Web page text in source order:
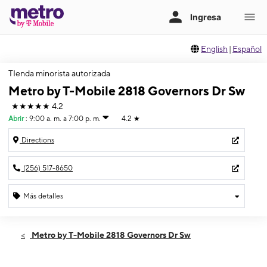
English | Español
TIenda minorista autorizada
Metro by T-Mobile 2818 Governors Dr Sw
★★★★★ 4.2
Abrir : 9:00 a. m. a 7:00 p. m. 4.2 ★
Directions
(256) 517-8650
Más detalles
Jueves:9:00 a. m. a 7:00 p. m.
Metro by T-Mobile 2818 Governors Dr Sw